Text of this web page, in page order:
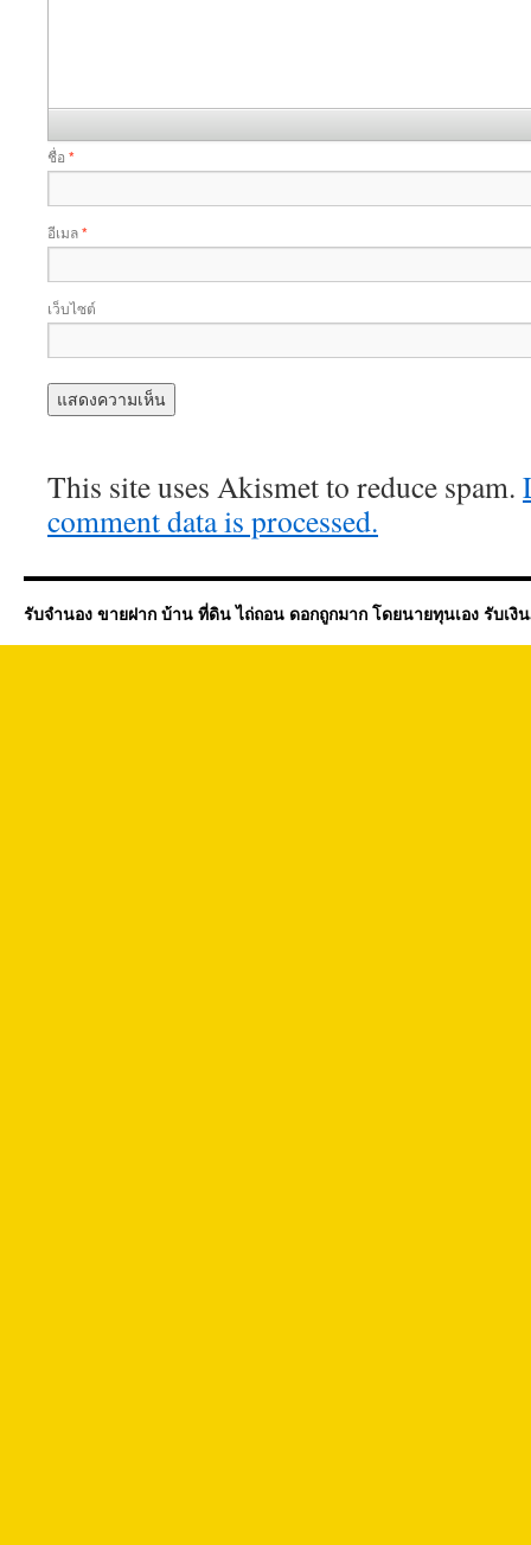
ชื่อ *
อีเมล*
เว็บไซต์
This site uses Akismet to reduce spam.
comment data is processed.
รับจำนอง ขายฝาก บ้าน ที่ดิน ไถ่ถอน ดอกถูกมาก โดยนายทุนเอง รับเงิ